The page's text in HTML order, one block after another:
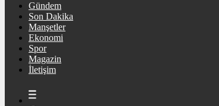
Gündem
Son Dakika
Manşetler
Ekonomi
Spor
Magazin
İletişim